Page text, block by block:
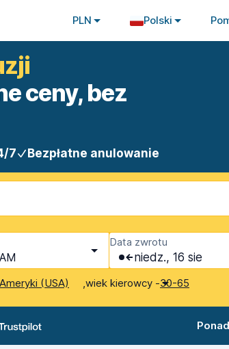
PLN Polski
ceny, bez
7 Bezpłatne anulowanie
Data zwrotu
niedz., 16 sie
(USA) ,wiek kierowcy -30-65